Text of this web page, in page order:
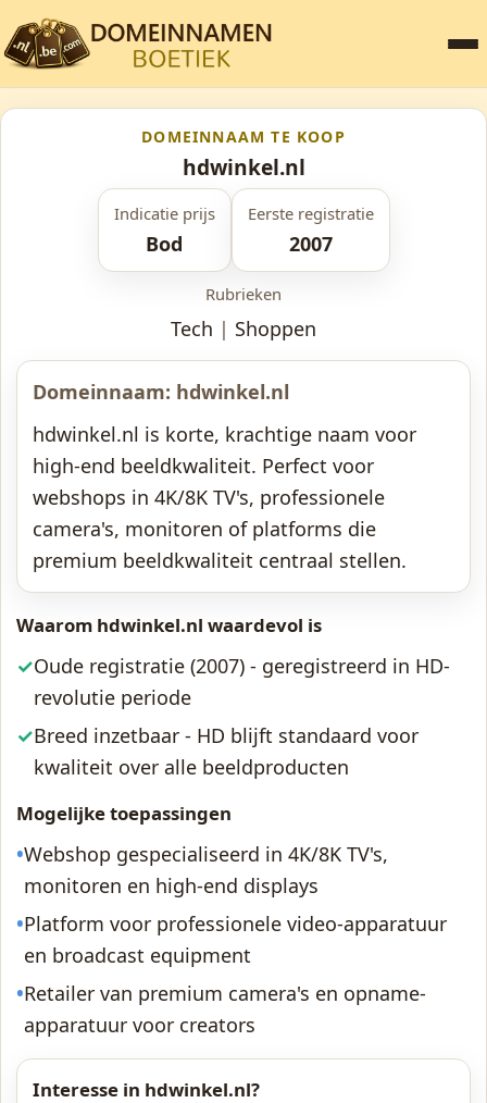
DOMEINNAAM TE KOOP
hdwinkel.nl
Indicatie prijs
Bod
Eerste registratie
2007
Rubrieken
Tech | Shoppen
Domeinnaam: hdwinkel.nl
hdwinkel.nl is korte, krachtige naam voor
high-end beeldkwaliteit. Perfect voor
webshops in 4K/8K TV's, professionele
camera's, monitoren of platforms die
premium beeldkwaliteit centraal stellen.
Waarom hdwinkel.nl waardevol is
✓Oude registratie (2007) - geregistreerd in HD-
revolutie periode
✓Breed inzetbaar - HD blijft standaard voor
kwaliteit over alle beeldproducten
Mogelijke toepassingen
•Webshop gespecialiseerd in 4K/8K TV's,
monitoren en high-end displays
•Platform voor professionele video-apparatuur
en broadcast equipment
•Retailer van premium camera's en opname-
apparatuur voor creators
Interesse in hdwinkel.nl?